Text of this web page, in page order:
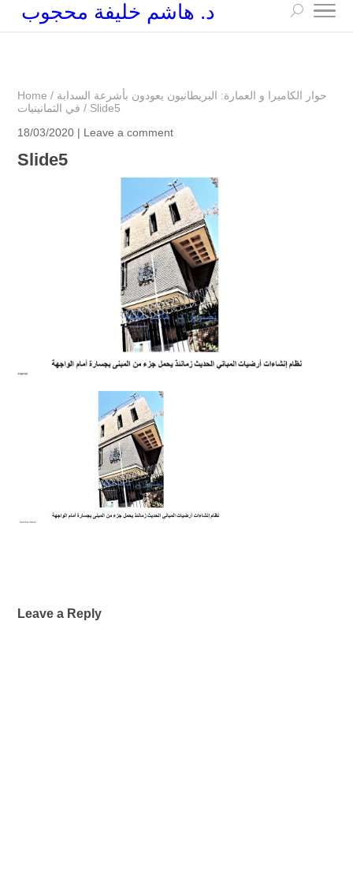
د. هاشم خليفة محجوب
Home / حوار الكاميرا و العمارة: البريطانيون يعودون بأشرعة السدابة
في الثمانينيات / Slide5
18/03/2020 | Leave a comment
Slide5
Leave a Reply